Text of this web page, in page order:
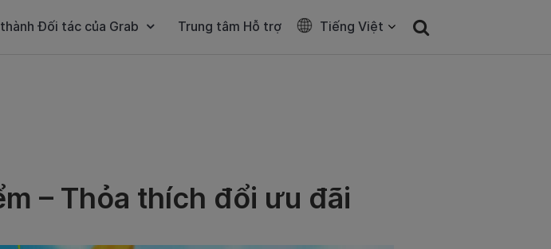
Đối tác của Grab Trung tâm Hỗ trợ Tiếng Việt
– Thỏa thích đổi ưu đãi